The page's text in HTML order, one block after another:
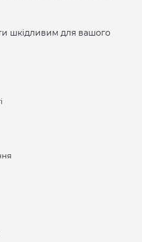
шкідливим для вашого